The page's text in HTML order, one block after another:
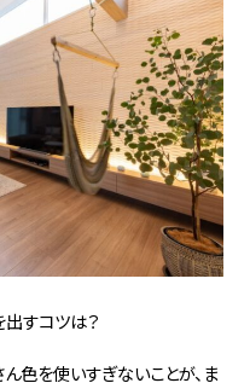
すコツは？
色を使いすぎないことが、ま